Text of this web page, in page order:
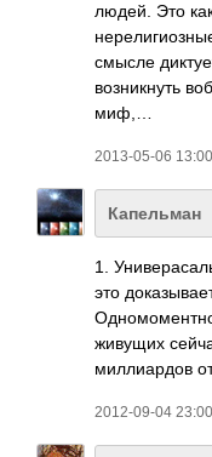
людей. Это
смысле
возникнуть
миф,…
2013-05-06
Капельман
1.
это
живущих
милл­иардов
2012-09-04